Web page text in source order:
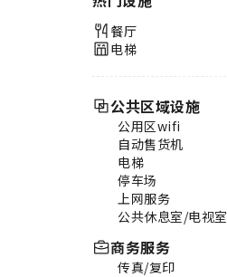
餐厅
电梯
公共区域设施
公用区wifi
自动售货机
电梯
停车场
上网服务
公共休息室/电视室
商务服务
传真/复印